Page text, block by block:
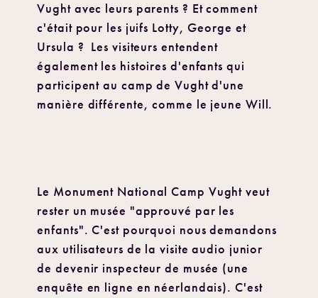
Vught avec leurs parents ? Et comment
c'était pour les juifs Lotty, George et
Ursula ? Les visiteurs entendent
également les histoires d'enfants qui
participent au camp de Vught d'une
manière différente, comme le jeune Will.
Le Monument National Camp Vught veut
rester un musée "approuvé par les
enfants". C'est pourquoi nous demandons
aux utilisateurs de la visite audio junior
de devenir inspecteur de musée (une
enquête en ligne en néerlandais). C'est